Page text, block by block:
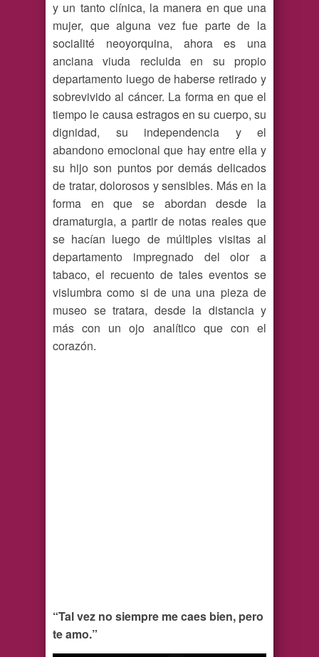
y un tanto clínica, la manera en que una
mujer, que alguna vez fue parte de la
socialité neoyorquina, ahora es una
anciana viuda recluida en su propio
departamento luego de haberse retirado y
sobrevivido al cáncer. La forma en que el
tiempo le causa estragos en su cuerpo, su
dignidad, su independencia y el
abandono emocional que hay entre ella y
su hijo son puntos por demás delicados
de tratar, dolorosos y sensibles. Más en la
forma en que se abordan desde la
dramaturgia, a partir de notas reales que
se hacían luego de múltiples visitas al
departamento impregnado del olor a
tabaco, el recuento de tales eventos se
vislumbra como si de una una pieza de
museo se tratara, desde la distancia y
más con un ojo analítico que con el
corazón.
“Tal vez no siempre me caes bien, pero
te amo.”